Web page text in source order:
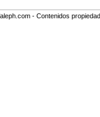
- Contenidos